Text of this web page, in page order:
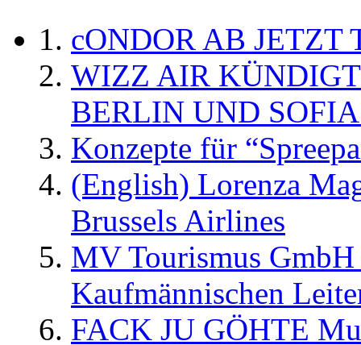
cONDOR AB
WIZZ AIR
BERLIN UND
Konzepte für
(English) Lorenza
Brussels Airlines
MV Tourismus
Kaufmännischen
FACK JU GÖHTE